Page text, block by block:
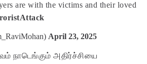
are with the victims and their loved
April 23, 2025
நாடெங்கும் அதிர்ச்சியை